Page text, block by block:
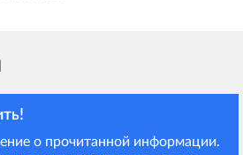
о прочитанной информации.